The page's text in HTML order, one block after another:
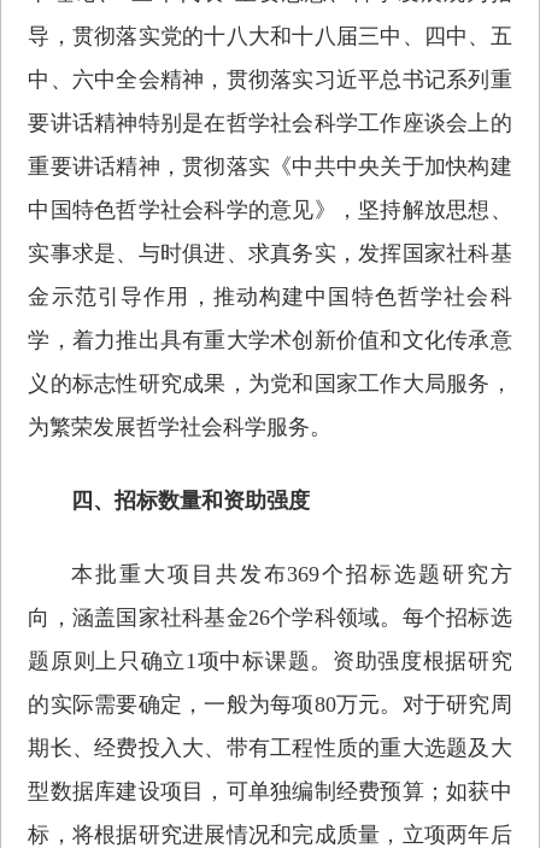
导，贯彻落实党的十八大和十八届三中、四中、五
中、六中全会精神，贯彻落实习近平总书记系列重
要讲话精神特别是在哲学社会科学工作座谈会上的
重要讲话精神，贯彻落实《中共中央关于加快构建
中国特色哲学社会科学的意见》，坚持解放思想、
实事求是、与时俱进、求真务实，发挥国家社科基
金示范引导作用，推动构建中国特色哲学社会科
学，着力推出具有重大学术创新价值和文化传承意
义的标志性研究成果，为党和国家工作大局服务，
为繁荣发展哲学社会科学服务。
四、招标数量和资助强度
本批重大项目共发布369个招标选题研究方
向，涵盖国家社科基金26个学科领域。每个招标选
题原则上只确立1项中标课题。资助强度根据研究
的实际需要确定，一般为每项80万元。对于研究周
期长、经费投入大、带有工程性质的重大选题及大
型数据库建设项目，可单独编制经费预算；如获中
标，将根据研究进展情况和完成质量，立项两年后